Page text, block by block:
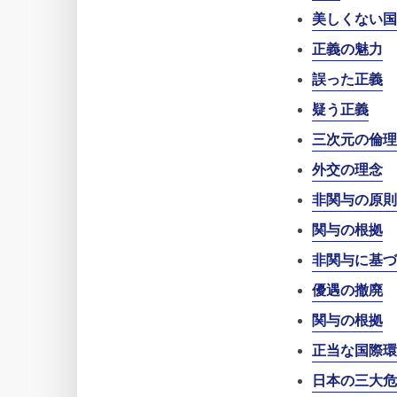
美しくない国
正義の魅力
誤った正義
疑う正義
三次元の倫理
外交の理念
非関与の原則
関与の根拠
非関与に基
優遇の撤廃
関与の根拠
正当な国際
日本の三大